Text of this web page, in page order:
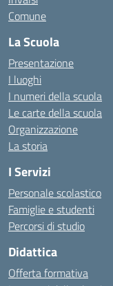
Comune
La Scuola
Presentazione
I luoghi
I numeri della scuola
Le carte della scuola
Organizzazione
La storia
I Servizi
Personale scolastico
Famiglie e studenti
Percorsi di studio
Didattica
Offerta formativa